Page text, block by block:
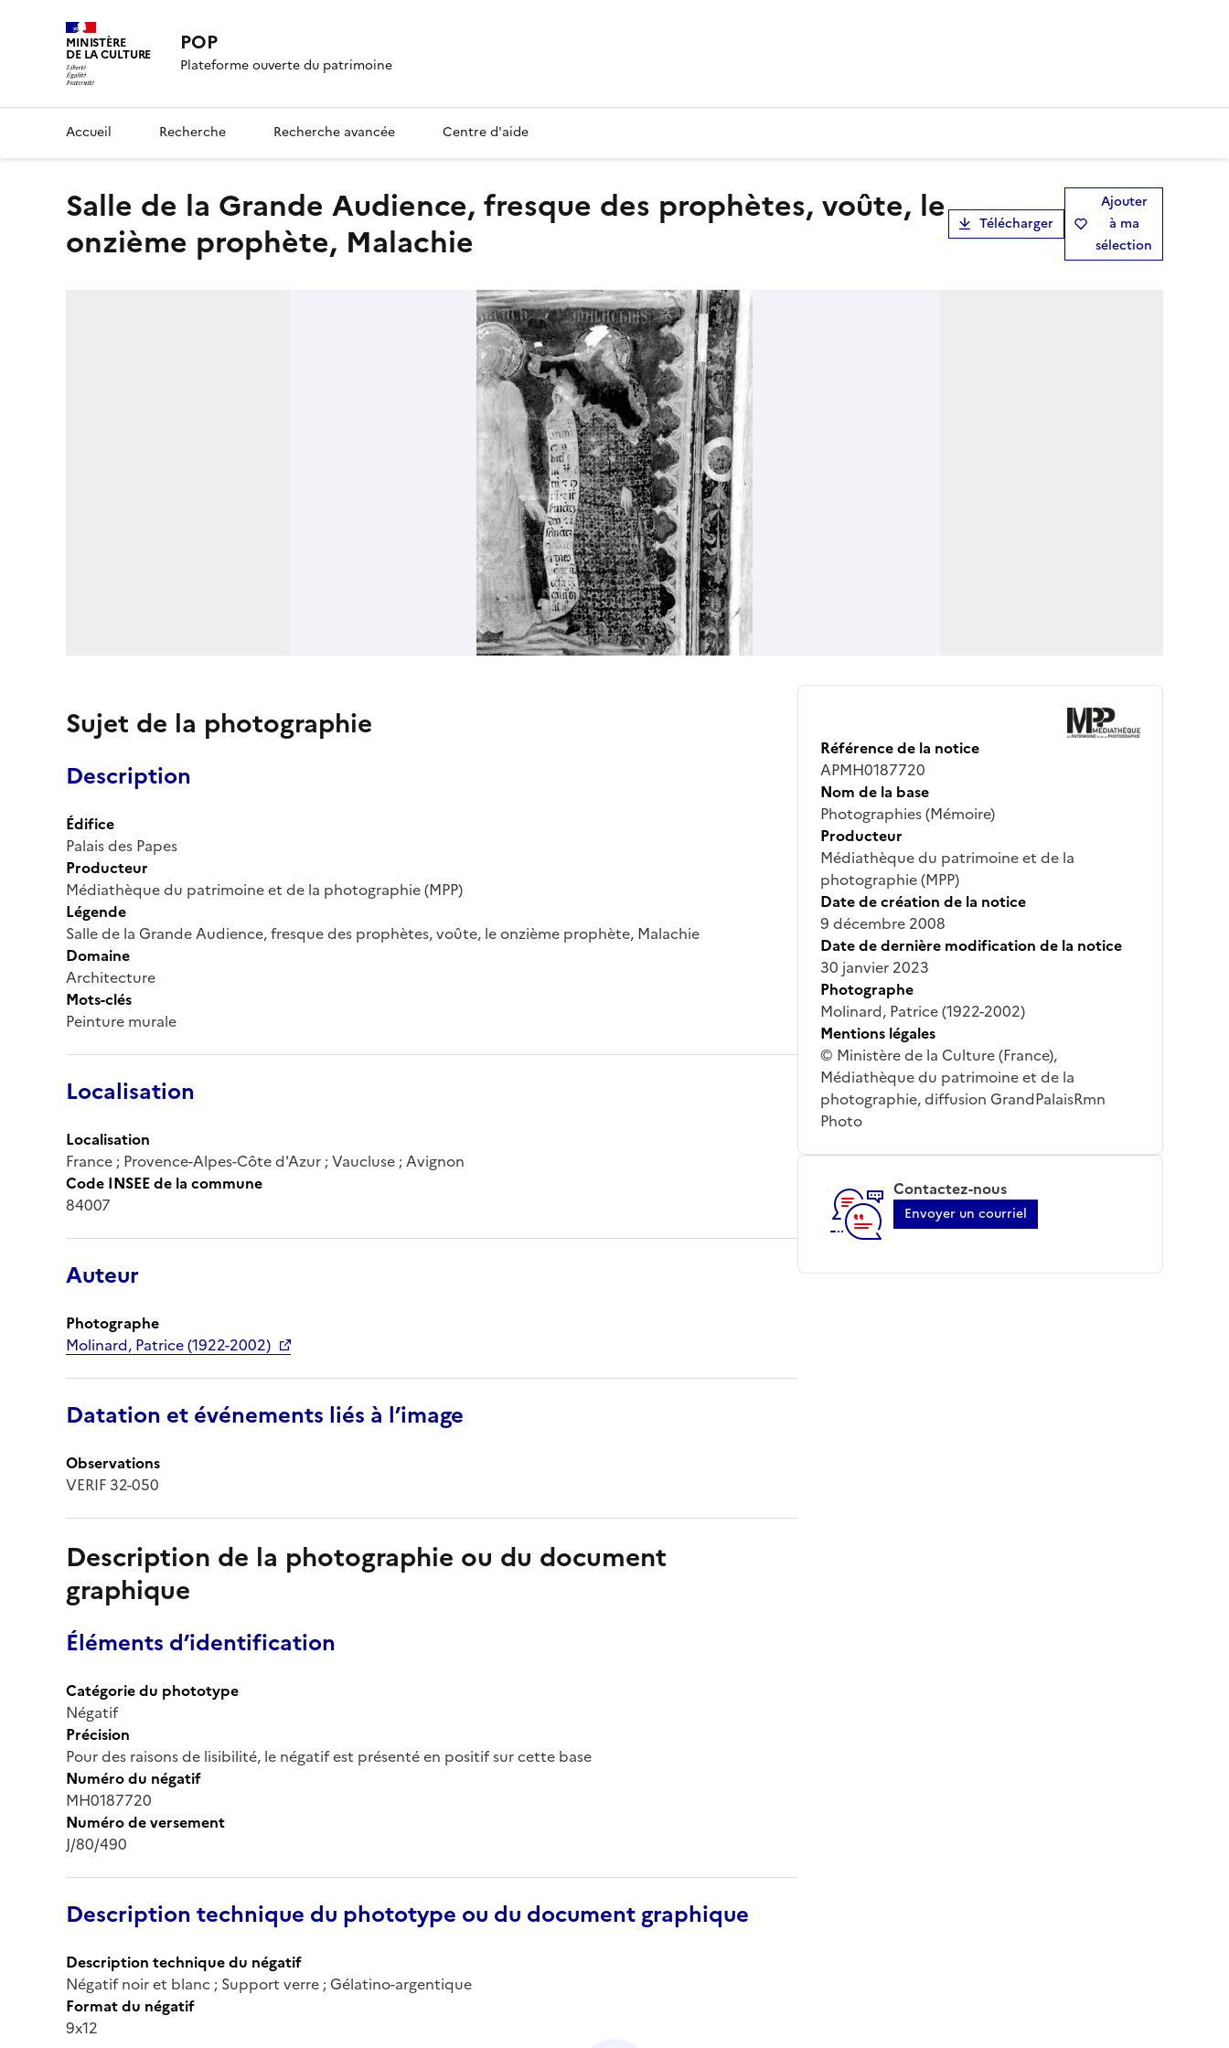
MINISTÈRE
DE LA CULTURE POP
Plateforme ouverte du patrimoine
Accueil Recherche Recherche avancée Centre d'aide
Salle de la Grande Audience, fresque des prophètes, voûte, le
onzième prophète, Malachie
Télécharger
Ajouter
à ma
sélection
Sujet de la photographie
Description
Édifice
Palais des Papes
Producteur
Médiathèque du patrimoine et de la photographie (MPP)
Légende
Salle de la Grande Audience, fresque des prophètes, voûte, le onzième prophète, Malachie
Domaine
Architecture
Mots-clés
Peinture murale
Localisation
Localisation
France ; Provence-Alpes-Côte d'Azur ; Vaucluse ; Avignon
Code INSEE de la commune
84007
Auteur
Photographe
Molinard, Patrice (1922-2002)
Datation et événements liés à l’image
Observations
VERIF 32-050
Description de la photographie ou du document
graphique
Éléments d’identification
Catégorie du phototype
Négatif
Précision
Pour des raisons de lisibilité, le négatif est présenté en positif sur cette base
Numéro du négatif
MH0187720
Numéro de versement
J/80/490
Description technique du phototype ou du document graphique
Description technique du négatif
Négatif noir et blanc ; Support verre ; Gélatino-argentique
Format du négatif
9x12
Référence de la notice
APMH0187720
Nom de la base
Photographies (Mémoire)
Producteur
Médiathèque du patrimoine et de la
photographie (MPP)
Date de création de la notice
9 décembre 2008
Date de dernière modification de la notice
30 janvier 2023
Photographe
Molinard, Patrice (1922-2002)
Mentions légales
© Ministère de la Culture (France),
Médiathèque du patrimoine et de la
photographie, diffusion GrandPalaisRmn
Photo
Contactez-nous
Envoyer un courriel